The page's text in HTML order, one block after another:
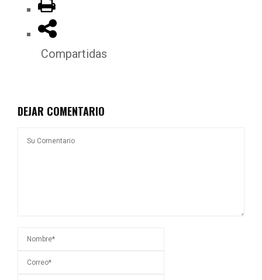
Compartidas
DEJAR COMENTARIO